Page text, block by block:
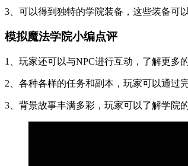
3、可以得到独特的学院装备，这些装备可
模拟魔法学院小编点评
1、玩家还可以与NPC进行互动，了解更多
2、各种各样的任务和副本，玩家可以通过
3、背景故事丰满多彩，玩家可以了解学院